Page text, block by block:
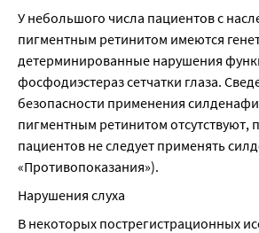
У небольшого числа пациентов с
пигментным ретинитом имеются
детерминированные нарушения
фосфодиэстераз сетчатки глаза.
безопасности применения
пигментным ретинитом отсутствуют,
пациентов не следует применять
«Противопоказания»).
Нарушения слуха
В некоторых пострегистрационных